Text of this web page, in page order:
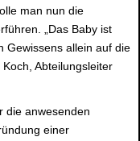
man nun die
„Das Baby ist
Gewissens allein auf die
Abteilungsleiter
die anwesenden
einer